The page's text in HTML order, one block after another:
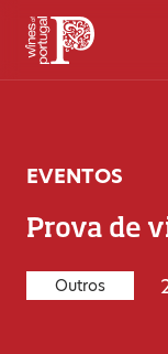
EVENTOS
Prova de
Outros